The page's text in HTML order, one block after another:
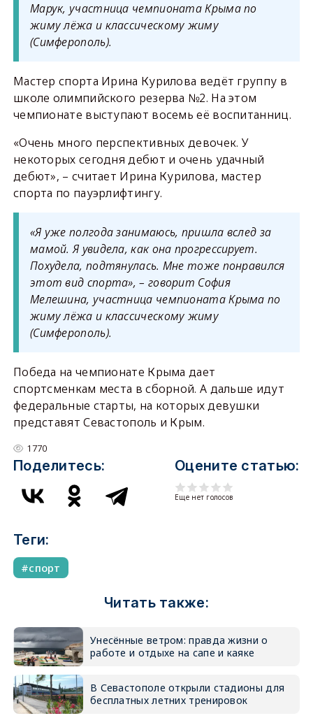
Марук, участница чемпионата Крыма по
жиму лёжа и классическому жиму
(Симферополь).
Мастер спорта Ирина Курилова ведёт группу в
школе олимпийского резерва №2. На этом
чемпионате выступают восемь её воспитанниц.
«Очень много перспективных девочек. У
некоторых сегодня дебют и очень удачный
дебют», – считает Ирина Курилова, мастер
спорта по пауэрлифтингу.
«Я уже полгода занимаюсь, пришла вслед за
мамой. Я увидела, как она прогрессирует.
Похудела, подтянулась. Мне тоже понравился
этот вид спорта», – говорит София
Мелешина, участница чемпионата Крыма по
жиму лёжа и классическому жиму
(Симферополь).
Победа на чемпионате Крыма дает
спортсменкам места в сборной. А дальше идут
федеральные старты, на которых девушки
представят Севастополь и Крым.
1770
Поделитесь: Оцените статью:
Еще нет голосов
Теги:
спорт
Читать также:
Унесённые ветром: правда жизни о
работе и отдыхе на сапе и каяке
В Севастополе открыли стадионы для
бесплатных летних тренировок